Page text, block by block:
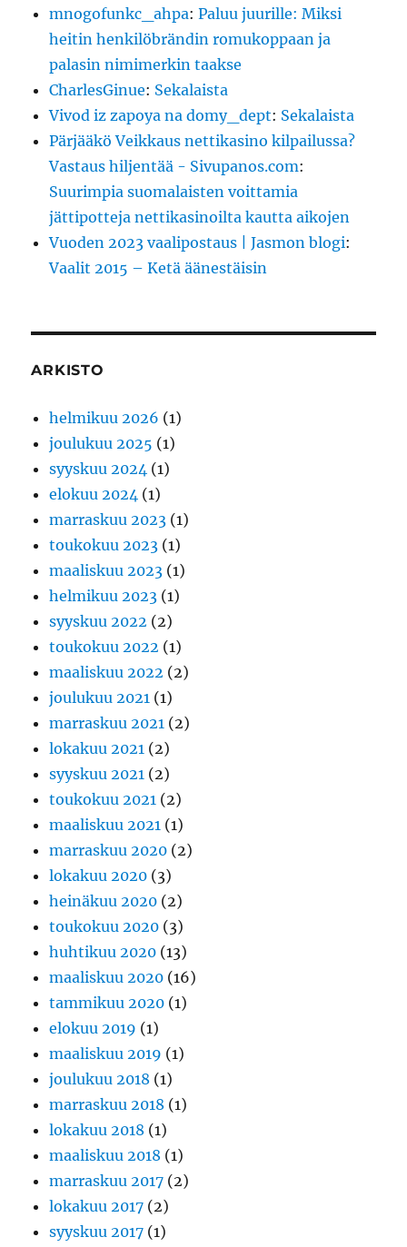
mnogofunkc_ahpa:Paluu juurille: Miksi
heitin henkilöbrändin romukoppaan ja
palasin nimimerkin taakse
CharlesGinue: Sekalaista
Vivod iz zapoya na domy_dept: Sekalaista
Pärjääkö Veikkaus nettikasino kilpailussa?
Vastaus hiljentää - Sivupanos.com:
Suurimpia suomalaisten voittamia
jättipotteja nettikasinoilta kautta aikojen
Vuoden 2023 vaalipostaus | Jasmon blogi:
Vaalit 2015 – Ketä äänestäisin
ARKISTO
helmikuu 2026 (1)
joulukuu 2025 (1)
syyskuu 2024 (1)
elokuu 2024 (1)
marraskuu 2023 (1)
toukokuu 2023 (1)
maaliskuu 2023 (1)
helmikuu 2023 (1)
syyskuu 2022 (2)
toukokuu 2022 (1)
maaliskuu 2022 (2)
joulukuu 2021 (1)
marraskuu 2021 (2)
lokakuu 2021 (2)
syyskuu 2021 (2)
toukokuu 2021 (2)
maaliskuu 2021 (1)
marraskuu 2020 (2)
lokakuu 2020 (3)
heinäkuu 2020 (2)
toukokuu 2020 (3)
huhtikuu 2020 (13)
maaliskuu 2020 (16)
tammikuu 2020 (1)
elokuu 2019 (1)
maaliskuu 2019 (1)
joulukuu 2018 (1)
marraskuu 2018 (1)
lokakuu 2018 (1)
maaliskuu 2018 (1)
marraskuu 2017 (2)
lokakuu 2017 (2)
syyskuu 2017 (1)